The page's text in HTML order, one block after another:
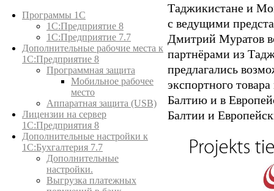
Программы 1С
1С:Предприятие 8
1С:Предприятие 7.7
Дополнительные рабочие места к
1С:Предприятие 8
Программная защита
Мобильное рабочее
место
Аппаратная защита (USB)
Лицензии на сервер
1С:Предприятия 8
Дополнительные настройки к
1С:Бухгалтерия 7.7
Дополнительные
настройки.
Выгрузка платежных
Таджикистане и
с ведущими
Дмитрий Муратов
партнёрами из
предлагались
экспортного
Балтию и в
Балтии и